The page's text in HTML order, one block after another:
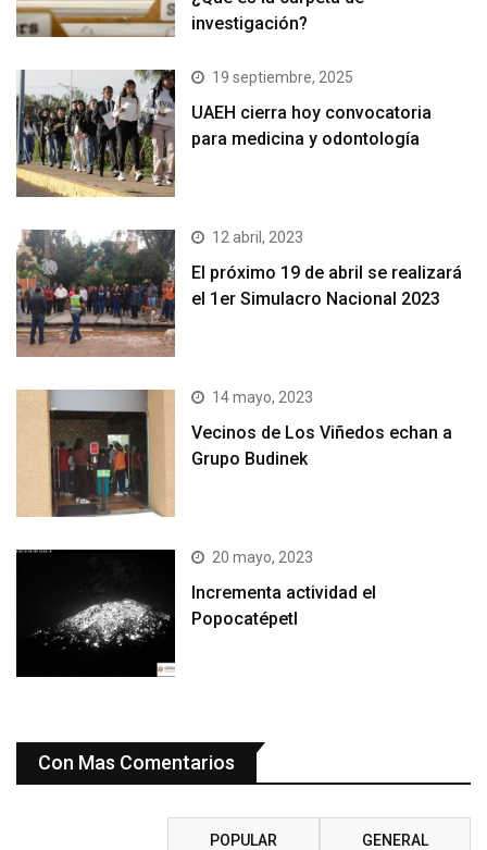
investigación?
19 septiembre, 2025
UAEH cierra hoy convocatoria
para medicina y odontología
12 abril, 2023
El próximo 19 de abril se realizará
el 1er Simulacro Nacional 2023
14 mayo, 2023
Vecinos de Los Viñedos echan a
Grupo Budinek
20 mayo, 2023
Incrementa actividad el
Popocatépetl
Con Mas Comentarios
POPULAR GENERAL